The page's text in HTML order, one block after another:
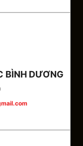
BÌNH DƯƠNG